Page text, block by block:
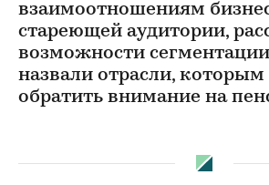
взаимоотношениям
стареющей аудитории,
возможности
назвали отрасли, которым
обратить внимание на